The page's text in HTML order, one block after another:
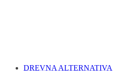
DREVNA ALTERNATIVA